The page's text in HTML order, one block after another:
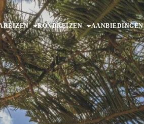
RONDREIZEN AANBIEDINGEN